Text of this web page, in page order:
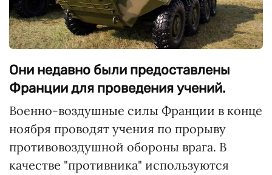
Они недавно были предоставлены
Франции для проведения учений.
Военно-воздушные силы Франции в конце
ноября проводят учения по прорыву
противовоздушной обороны врага. В
качестве "противника" используются